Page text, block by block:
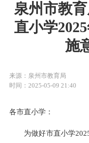
泉州市教
直小学
施
来源：泉州市教育局
时间：2025-05-09 21:40
各市直小学：
为做好市直小学2025